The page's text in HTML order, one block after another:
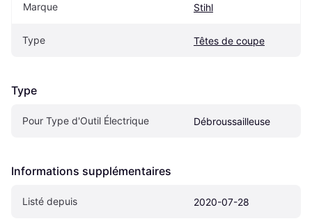
Marque Stihl
Type Têtes de coupe
Type
Pour Type d'Outil Électrique Débroussailleuse
Informations supplémentaires
Listé depuis 2020-07-28